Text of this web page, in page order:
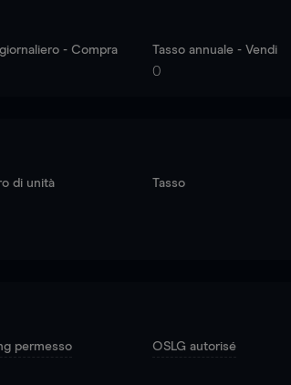
- Compra Tasso annuale - Vendi
0
di unità Tasso
permesso OSLG autorisé